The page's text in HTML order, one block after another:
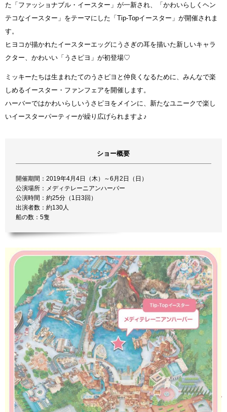
た「ファッショナブル・イースター」が一新され、「かわいらしくヘン
テコなイースター」をテーマにした「Tip-Topイースター」が開催されま
す。
ヒヨコが描かれたイースターエッグにうさぎの耳を描いた新しいキャラ
クター、かわいい「うさピヨ」が初登場♡
ミッキーたちは生まれたてのうさピヨと仲良くなるために、みんなで楽
しめるイースター・ファンフェアを開催します。
ハーバーではかわいらしいうさピヨをメインに、新たなユニークで楽し
いイースターパーティーが繰り広げられますよ♪
ショー概要
開催期間：2019年4月4日（木）～6月2日（日）
公演場所：メディテレーニアンハーバー
公演時間：約25分（1日3回）
出演者数：約130人
船の数：5隻